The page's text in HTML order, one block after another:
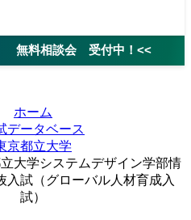
無料相談会 受付中！<<
ホーム
データベース
京都立大学
立大学システムデザイン学部情
入試（グローバル人材育成入
試）